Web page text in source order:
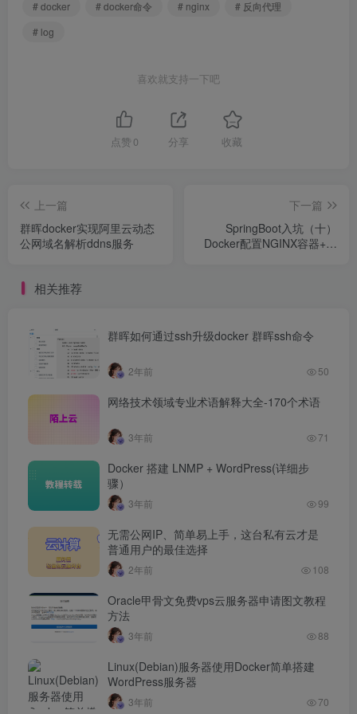
# docker # docker命令 # nginx
# 反向代理
# log
喜欢就支持一下吧
点赞 0 分享 收藏
上一篇
群晖docker实现阿里云动态
公网域名解析ddns服务
下一篇
SpringBoot入坑（十）
Docker配置NGINX容器+配
相关推荐
群晖如何通过ssh升级docker 群晖ssh命令
2年前 50
网络技术领域专业术语解释大全-170个术语
3年前 71
Docker 搭建 LNMP + WordPress(详细步
骤）
3年前 99
无需公网IP、简单易上手，这台私有云才是
普通用户的最佳选择
2年前 108
Oracle甲骨文免费vps云服务器申请图文教程
方法
3年前 88
Linux(Debian)服务器使用Docker简单搭建
WordPress服务器
3年前 70